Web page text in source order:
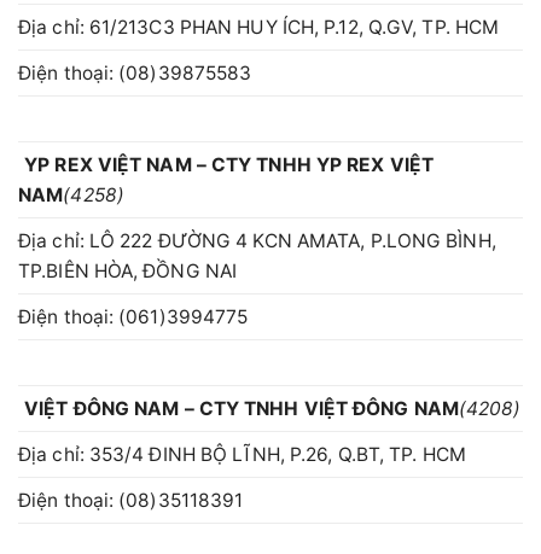
Địa chỉ: 61/213C3 PHAN HUY ÍCH, P.12, Q.GV, TP. HCM
Điện thoại: (08)39875583
YP REX VIỆT NAM – CTY TNHH YP REX VIỆT
NAM(4258)
Địa chỉ: LÔ 222 ĐƯỜNG 4 KCN AMATA, P.LONG BÌNH,
TP.BIÊN HÒA, ĐỒNG NAI
Điện thoại: (061)3994775
VIỆT ĐÔNG NAM – CTY TNHH VIỆT ĐÔNG NAM(4208)
Địa chỉ: 353/4 ĐINH BỘ LĨNH, P.26, Q.BT, TP. HCM
Điện thoại: (08)35118391